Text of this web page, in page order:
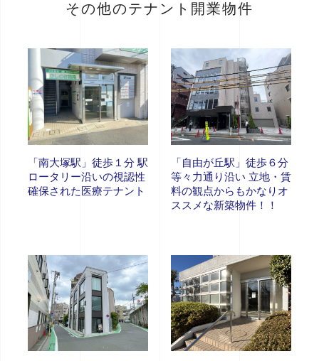
その他のテナント開業物件
「南大塚駅」徒歩１分 駅
ロータリー沿いの視認性
確保された医療テナント
「自由が丘駅」徒歩６分
等々力通り沿い 立地・賃
料の観点からもかなりオ
ススメな新築物件！！